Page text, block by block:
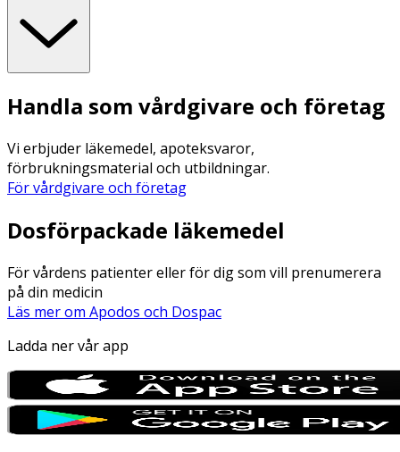
Handla som vårdgivare och företag
Vi erbjuder läkemedel, apoteksvaror,
förbrukningsmaterial och utbildningar.
För vårdgivare och företag
Dosförpackade läkemedel
För vårdens patienter eller för dig som vill prenumerera
på din medicin
Läs mer om Apodos och Dospac
Ladda ner vår app